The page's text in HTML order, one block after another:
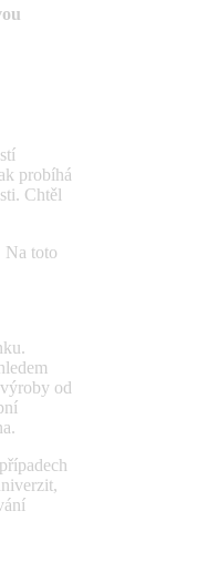
probíhá
Chtěl
Na toto
od